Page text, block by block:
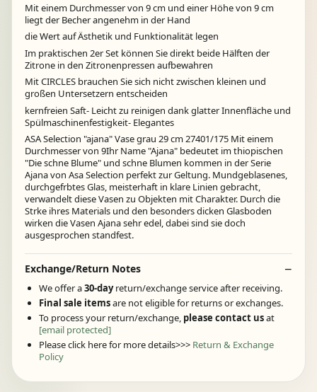
Mit einem Durchmesser von 9 cm und einer Höhe von 9 cm
liegt der Becher angenehm in der Hand
die Wert auf Ästhetik und Funktionalität legen
Im praktischen 2er Set können Sie direkt beide Hälften der
Zitrone in den Zitronenpressen aufbewahren
Mit CIRCLES brauchen Sie sich nicht zwischen kleinen und
großen Untersetzern entscheiden
kernfreien Saft- Leicht zu reinigen dank glatter Innenfläche und
Spülmaschinenfestigkeit- Elegantes
ASA Selection "ajana" Vase grau 29 cm 27401/175 Mit einem
Durchmesser von 9Ihr Name "Ajana" bedeutet im thiopischen
"Die schne Blume" und schne Blumen kommen in der Serie
Ajana von Asa Selection perfekt zur Geltung. Mundgeblasenes,
durchgefrbtes Glas, meisterhaft in klare Linien gebracht,
verwandelt diese Vasen zu Objekten mit Charakter. Durch die
Strke ihres Materials und den besonders dicken Glasboden
wirken die Vasen Ajana sehr edel, dabei sind sie doch
ausgesprochen standfest.
Exchange/Return Notes
We offer a30-dayreturn/exchange service after receiving.
Final sale itemsare not eligible for returns or exchanges.
To process your return/exchange, please contact usat
[email protected]
Please click here for more details>>> Return & Exchange
Policy